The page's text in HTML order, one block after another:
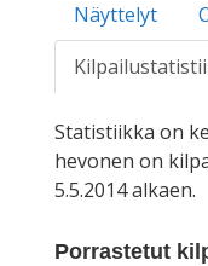
Näyttelyt
Statistiikka on
hevonen on
5.5.2014 alkaen.
Porrastetut